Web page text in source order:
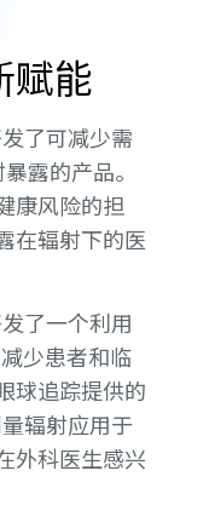
赋能
了可减少需
露的产品。
康风险的担
在辐射下的医
了一个利用
少患者和临
球追踪提供的
辐射应用于
外科医生感兴